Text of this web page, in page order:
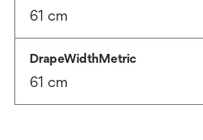
61 cm
DrapeWidthMetric
61 cm